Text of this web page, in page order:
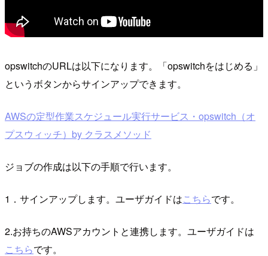
opswitchのURLは以下になります。「opswitchをはじめる」
というボタンからサインアップできます。
AWSの定型作業スケジュール実行サービス・opswitch（オ
プスウィッチ）by クラスメソッド
ジョブの作成は以下の手順で行います。
1．サインアップします。ユーザガイドはこちらです。
2.お持ちのAWSアカウントと連携します。ユーザガイドは
こちらです。